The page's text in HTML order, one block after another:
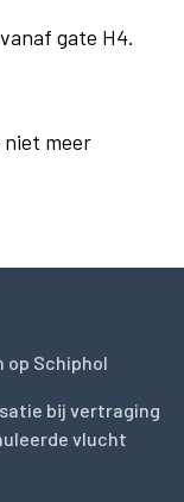
gate H4.
niet meer
op Schiphol
bij vertraging
vlucht